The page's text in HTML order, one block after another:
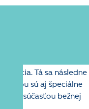
Tá sa následne
sú aj špeciálne
sú súčasťou bežnej